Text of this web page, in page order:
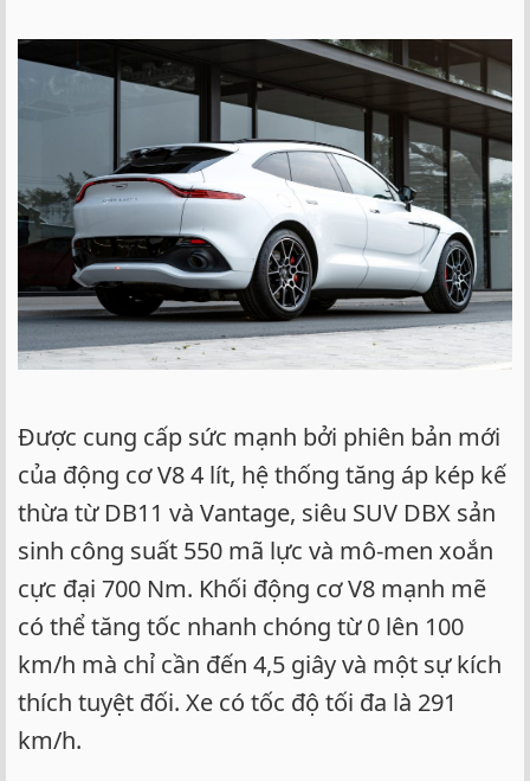
Được cung cấp sức mạnh bởi phiên bản mới
của động cơ V8 4 lít, hệ thống tăng áp kép kế
thừa từ DB11 và Vantage, siêu SUV DBX sản
sinh công suất 550 mã lực và mô-men xoắn
cực đại 700 Nm. Khối động cơ V8 mạnh mẽ
có thể tăng tốc nhanh chóng từ 0 lên 100
km/h mà chỉ cần đến 4,5 giây và một sự kích
thích tuyệt đối. Xe có tốc độ tối đa là 291
km/h.